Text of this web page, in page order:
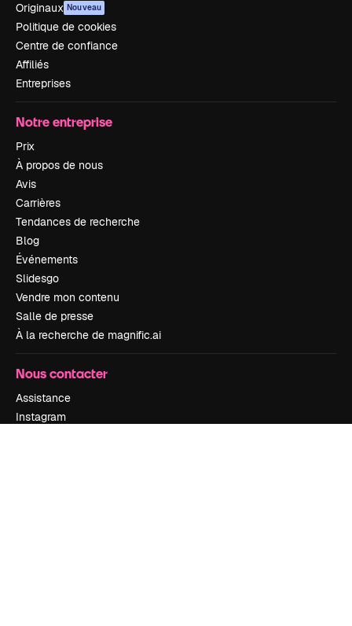
Originaux Nouveau
Politique de cookies
Centre de confiance
Affiliés
Entreprises
Notre entreprise
Prix
À propos de nous
Avis
Carrières
Tendances de recherche
Blog
Événements
Slidesgo
Vendre mon contenu
Salle de presse
À la recherche de magnific.ai
Nous contacter
Assistance
Instagram